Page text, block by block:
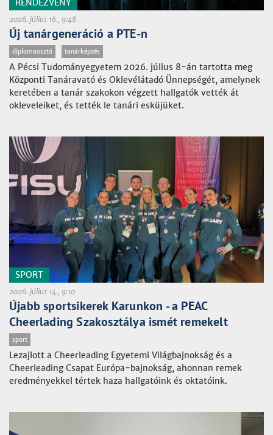
RENDEZVÉNY
2026. július 16., 9:48
Új tanárgeneráció a PTE-n
diplomaosztó tanárképzés
A Pécsi Tudományegyetem 2026. július 8-án tartotta meg
Központi Tanáravató és Oklevélátadó Ünnepségét, amelynek
keretében a tanár szakokon végzett hallgatók vették át
okleveleiket, és tették le tanári esküjüket.
SPORT
2026. július 14., 9:10
Újabb sportsikerek Karunkon - a PEAC
Cheerlading Szakosztálya ismét remekelt
sport
Lezajlott a Cheerleading Egyetemi Világbajnokság és a
Cheerleading Csapat Európa-bajnokság, ahonnan remek
eredményekkel tértek haza hallgatóink és oktatóink.